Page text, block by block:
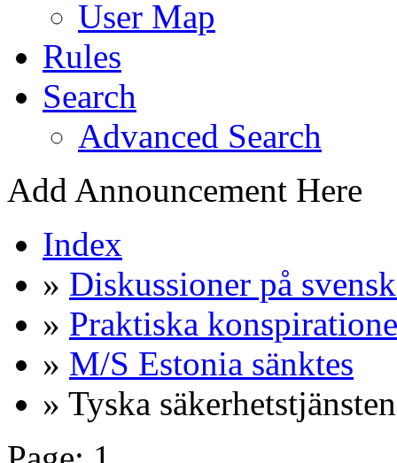
User Map
Rules
Search
Advanced Search
Add Announcement Here
Index
» Diskussioner på
» Praktiska
» M/S Estonia sänktes
» Tyska